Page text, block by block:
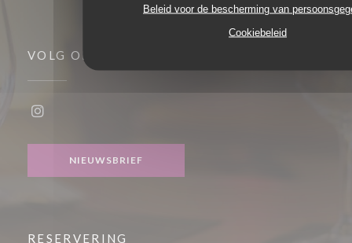
Beleid voor de bescherming van
Cookiebeleid
VOLG ONS
NIEUWSBRIEF
RESERVERING